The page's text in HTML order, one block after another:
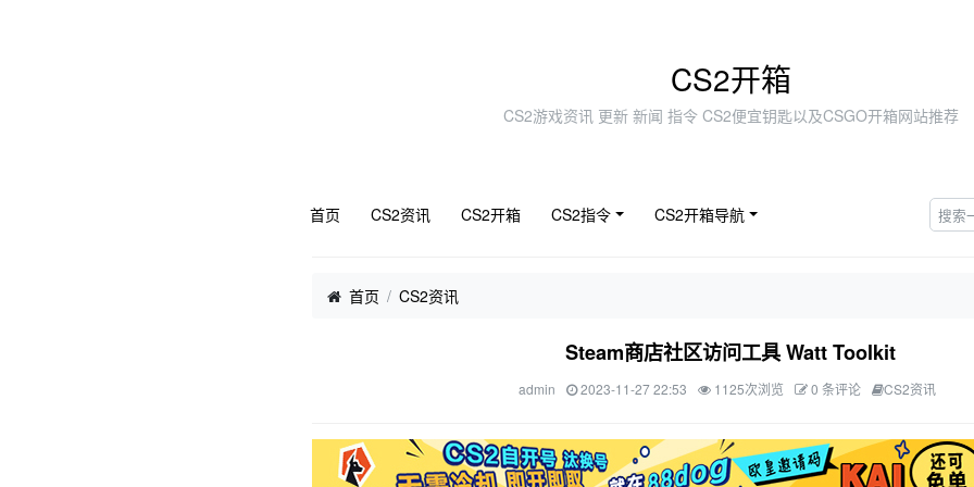
CS2开箱
CS2游戏资讯 更新 新闻 指令 CS2便宜钥匙以及CSGO开箱网站推荐
首页 CS2资讯 CS2开箱 CS2指令 CS2开箱导航
首页 CS2资讯
Steam商店社区访问工具 Watt Toolkit
admin 2023-11-27 22:53 1125次浏览 0 条评论 CS2资讯